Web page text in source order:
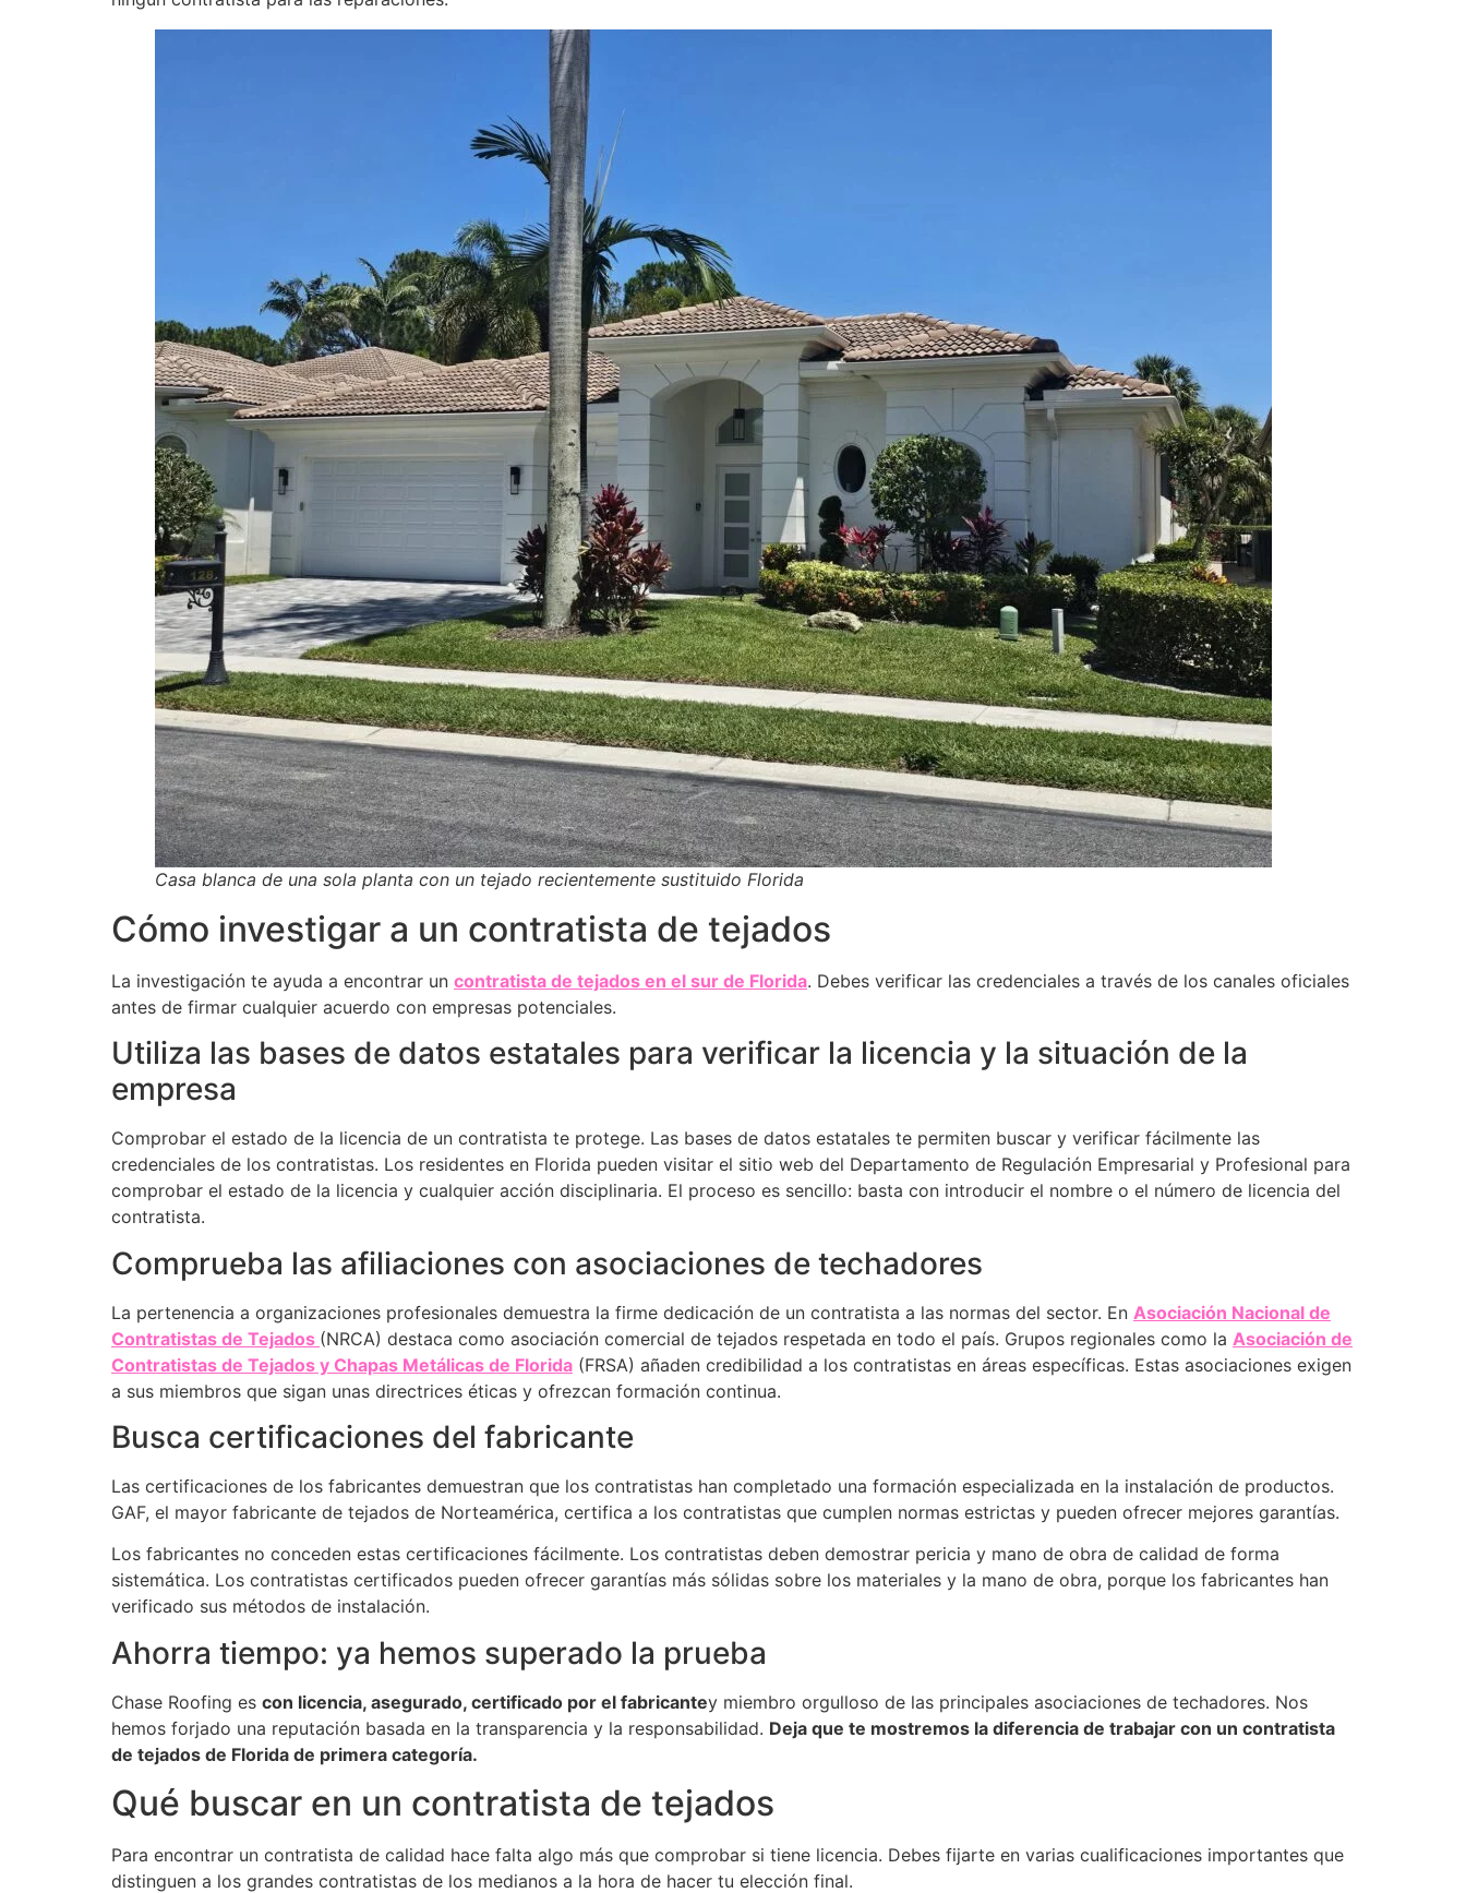
Casa blanca de una sola planta con un tejado recientemente sustituido Florida
Cómo investigar a un contratista de tejados
La investigación te ayuda a encontrar un contratista de tejados en el sur de Florida. Debes verificar las credenciales a través de los canales oficiales
antes de firmar cualquier acuerdo con empresas potenciales.
Utiliza las bases de datos estatales para verificar la licencia y la situación de la
empresa
Comprobar el estado de la licencia de un contratista te protege. Las bases de datos estatales te permiten buscar y verificar fácilmente las
credenciales de los contratistas. Los residentes en Florida pueden visitar el sitio web del Departamento de Regulación Empresarial y Profesional para
comprobar el estado de la licencia y cualquier acción disciplinaria. El proceso es sencillo: basta con introducir el nombre o el número de licencia del
contratista.
Comprueba las afiliaciones con asociaciones de techadores
La pertenencia a organizaciones profesionales demuestra la firme dedicación de un contratista a las normas del sector. En Asociación Nacional de
Contratistas de Tejados (NRCA) destaca como asociación comercial de tejados respetada en todo el país. Grupos regionales como la Asociación de
Contratistas de Tejados y Chapas Metálicas de Florida (FRSA) añaden credibilidad a los contratistas en áreas específicas. Estas asociaciones exigen
a sus miembros que sigan unas directrices éticas y ofrezcan formación continua.
Busca certificaciones del fabricante
Las certificaciones de los fabricantes demuestran que los contratistas han completado una formación especializada en la instalación de productos.
GAF, el mayor fabricante de tejados de Norteamérica, certifica a los contratistas que cumplen normas estrictas y pueden ofrecer mejores garantías.
Los fabricantes no conceden estas certificaciones fácilmente. Los contratistas deben demostrar pericia y mano de obra de calidad de forma
sistemática. Los contratistas certificados pueden ofrecer garantías más sólidas sobre los materiales y la mano de obra, porque los fabricantes han
verificado sus métodos de instalación.
Ahorra tiempo: ya hemos superado la prueba
Chase Roofing es con licencia, asegurado, certificado por el fabricantey miembro orgulloso de las principales asociaciones de techadores. Nos
hemos forjado una reputación basada en la transparencia y la responsabilidad. Deja que te mostremos la diferencia de trabajar con un contratista
de tejados de Florida de primera categoría.
Qué buscar en un contratista de tejados
Para encontrar un contratista de calidad hace falta algo más que comprobar si tiene licencia. Debes fijarte en varias cualificaciones importantes que
distinguen a los grandes contratistas de los medianos a la hora de hacer tu elección final.